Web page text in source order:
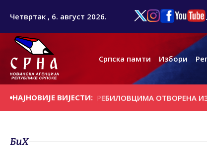
Четвртак , 6. август 2026.
Српска памти Избори
НАЈНОВИЈЕ ВИЈЕСТИ:
ДАН У ПРЕБИЛОВЦИМА ОTВОРЕНА
БиХ